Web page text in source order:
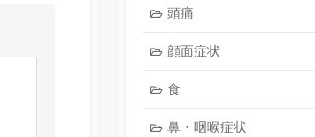
頭痛
顔面症状
食
鼻・咽喉症状